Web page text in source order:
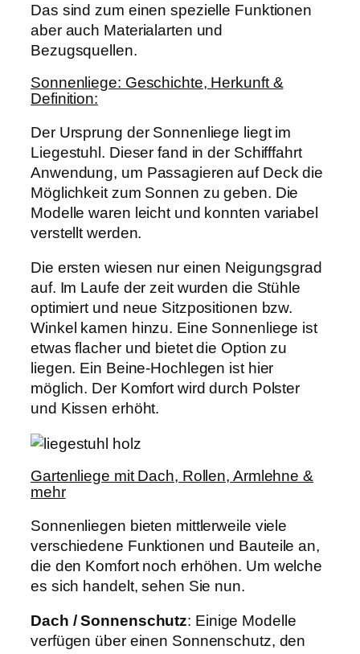
Das sind zum einen spezielle Funktionen
aber auch Materialarten und
Bezugsquellen.
Sonnenliege: Geschichte, Herkunft &
Definition:
Der Ursprung der Sonnenliege liegt im
Liegestuhl. Dieser fand in der Schifffahrt
Anwendung, um Passagieren auf Deck die
Möglichkeit zum Sonnen zu geben. Die
Modelle waren leicht und konnten variabel
verstellt werden.
Die ersten wiesen nur einen Neigungsgrad
auf. Im Laufe der zeit wurden die Stühle
optimiert und neue Sitzpositionen bzw.
Winkel kamen hinzu. Eine Sonnenliege ist
etwas flacher und bietet die Option zu
liegen. Ein Beine-Hochlegen ist hier
möglich. Der Komfort wird durch Polster
und Kissen erhöht.
Gartenliege mit Dach, Rollen, Armlehne &
mehr
Sonnenliegen bieten mittlerweile viele
verschiedene Funktionen und Bauteile an,
die den Komfort noch erhöhen. Um welche
es sich handelt, sehen Sie nun.
Dach / Sonnenschutz: Einige Modelle
verfügen über einen Sonnenschutz, den